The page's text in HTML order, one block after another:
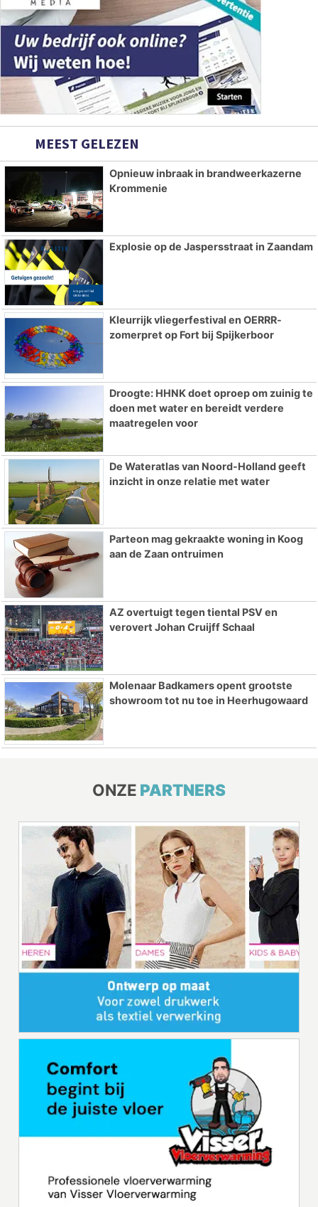
MEEST GELEZEN
Opnieuw inbraak in brandweerkazerne
Krommenie
Explosie op de Jaspersstraat in Zaandam
Kleurrijk vliegerfestival en OERRR-
zomerpret op Fort bij Spijkerboor
Droogte: HHNK doet oproep om zuinig te
doen met water en bereidt verdere
maatregelen voor
De Wateratlas van Noord-Holland geeft
inzicht in onze relatie met water
Parteon mag gekraakte woning in Koog
aan de Zaan ontruimen
AZ overtuigt tegen tiental PSV en
verovert Johan Cruijff Schaal
Molenaar Badkamers opent grootste
showroom tot nu toe in Heerhugowaard
ONZE PARTNERS